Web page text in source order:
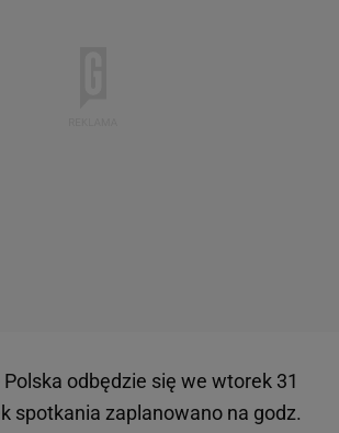
odbędzie się we wtorek 31
spotkania zaplanowano na godz.